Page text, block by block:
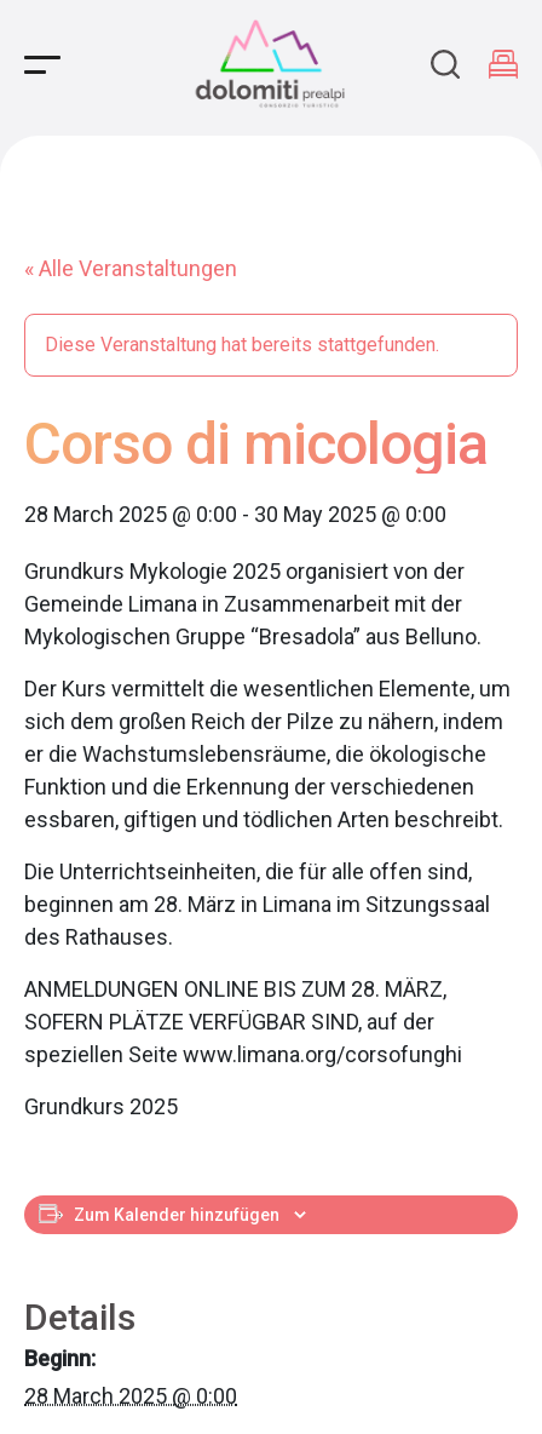
Main Navigation
« Alle Veranstaltungen
Diese Veranstaltung hat bereits stattgefunden.
Corso di micologia
28 March 2025 @ 0:00 - 30 May 2025 @ 0:00
Grundkurs Mykologie 2025 organisiert von der
Gemeinde Limana in Zusammenarbeit mit der
Mykologischen Gruppe “Bresadola” aus Belluno.
Der Kurs vermittelt die wesentlichen Elemente, um
sich dem großen Reich der Pilze zu nähern, indem
er die Wachstumslebensräume, die ökologische
Funktion und die Erkennung der verschiedenen
essbaren, giftigen und tödlichen Arten beschreibt.
Die Unterrichtseinheiten, die für alle offen sind,
beginnen am 28. März in Limana im Sitzungssaal
des Rathauses.
ANMELDUNGEN ONLINE BIS ZUM 28. MÄRZ,
SOFERN PLÄTZE VERFÜGBAR SIND, auf der
speziellen Seite www.limana.org/corsofunghi
Grundkurs 2025
Zum Kalender hinzufügen
Details
Beginn:
28 March 2025 @ 0:00